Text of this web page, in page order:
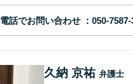
電話でお問い合わせ
久納 京祐 弁護士